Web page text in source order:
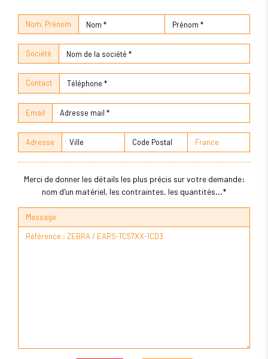
Nom, Prénom
Société
Contact
Email
Adresse
Merci de donner les détails les plus précis sur votre demande:
nom d'un matériel, les contraintes, les quantités...*
Message